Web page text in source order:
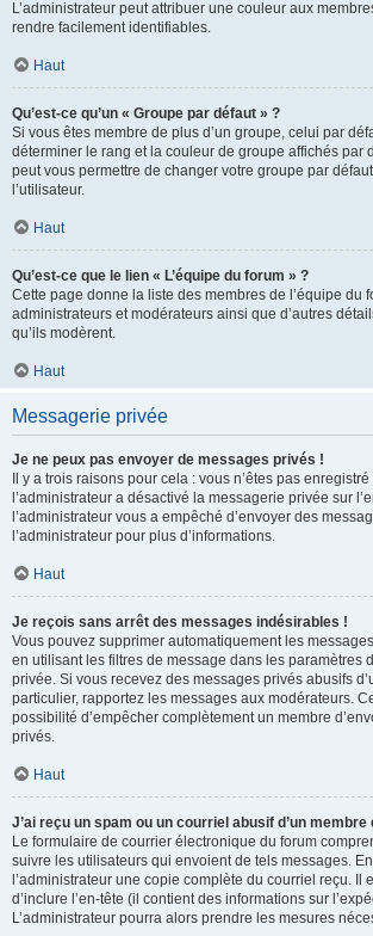
L’administrateur peut attribuer une couleur aux
rendre facilement identifiables.
Haut
Qu’est-ce qu’un « Groupe par défaut » ?
Si vous êtes membre de plus d’un groupe, celui par
déterminer le rang et la couleur de groupe affichés par
peut vous permettre de changer votre groupe par
l’utilisateur.
Haut
Qu’est-ce que le lien « L’équipe du forum » ?
Cette page donne la liste des membres de l’équipe du
administrateurs et modérateurs ainsi que d’autres
qu’ils modèrent.
Haut
Messagerie privée
Je ne peux pas envoyer de messages privés !
Il y a trois raisons pour cela : vous n’êtes pas
l’administrateur a désactivé la messagerie privée sur
l’administrateur vous a empêché d’envoyer des
l’administrateur pour plus d’informations.
Haut
Je reçois sans arrêt des messages indésirables !
Vous pouvez supprimer automatiquement les
en utilisant les filtres de message dans les paramètres
privée. Si vous recevez des messages privés abusifs
particulier, rapportez les messages aux modérateurs.
possibilité d’empêcher complètement un membre
privés.
Haut
J’ai reçu un spam ou un courriel abusif d’un membre
Le formulaire de courrier électronique du forum
suivre les utilisateurs qui envoient de tels messages.
l’administrateur une copie complète du courriel reçu. Il
d’inclure l’en-tête (il contient des informations sur
L’administrateur pourra alors prendre les mesures